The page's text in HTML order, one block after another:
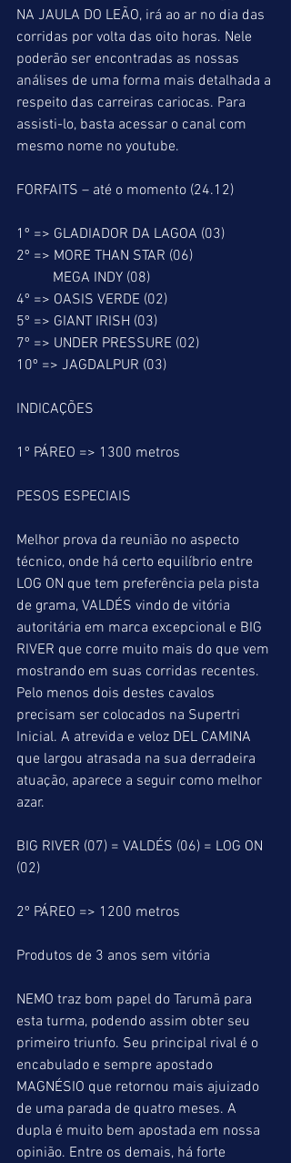
NA JAULA DO LEÃO, irá ao ar no dia das
corridas por volta das oito horas. Nele
poderão ser encontradas as nossas
análises de uma forma mais detalhada a
respeito das carreiras cariocas. Para
assisti-lo, basta acessar o canal com
mesmo nome no youtube.
FORFAITS – até o momento (24.12)
1º => GLADIADOR DA LAGOA (03)
2º => MORE THAN STAR (06)
          MEGA INDY (08)
4º => OASIS VERDE (02)
5º => GIANT IRISH (03)
7º => UNDER PRESSURE (02)
10º => JAGDALPUR (03)
INDICAÇÕES
1º PÁREO => 1300 metros
PESOS ESPECIAIS
Melhor prova da reunião no aspecto
técnico, onde há certo equilíbrio entre
LOG ON que tem preferência pela pista
de grama, VALDÉS vindo de vitória
autoritária em marca excepcional e BIG
RIVER que corre muito mais do que vem
mostrando em suas corridas recentes.
Pelo menos dois destes cavalos
precisam ser colocados na Supertri
Inicial. A atrevida e veloz DEL CAMINA
que largou atrasada na sua derradeira
atuação, aparece a seguir como melhor
azar.
BIG RIVER (07) = VALDÉS (06) = LOG ON
(02)
2º PÁREO => 1200 metros
Produtos de 3 anos sem vitória
NEMO traz bom papel do Tarumã para
esta turma, podendo assim obter seu
primeiro triunfo. Seu principal rival é o
encabulado e sempre apostado
MAGNÉSIO que retornou mais ajuizado
de uma parada de quatro meses. A
dupla é muito bem apostada em nossa
opinião. Entre os demais, há forte